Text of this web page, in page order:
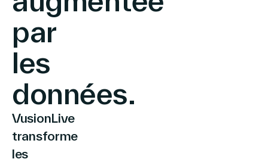
Contactez-nous
par
les
données.
VusionLive
transforme
les